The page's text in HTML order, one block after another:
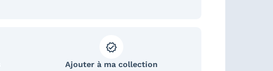
Ajouter à ma collection